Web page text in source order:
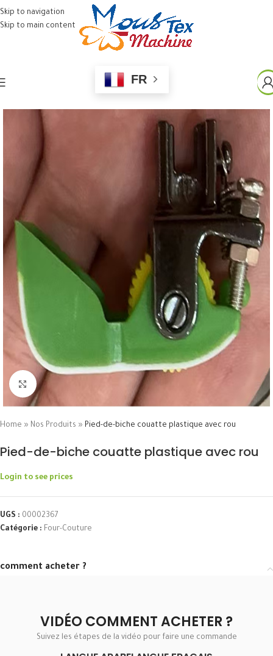
Skip to navigation
Skip to main content
FR
Click to enlarge
Home » Nos Produits » Pied-de-biche couatte plastique avec rou
Pied-de-biche couatte plastique avec rou
Login to see prices
UGS : 00002367
Catégorie : Four-Couture
comment acheter ?
VIDÉO COMMENT ACHETER ?
Suivez les étapes de la vidéo pour faire une commande